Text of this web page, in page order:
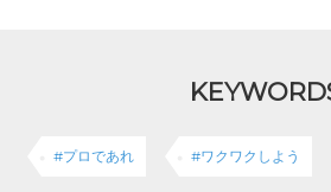
#プロであれ #ワクワクしよう